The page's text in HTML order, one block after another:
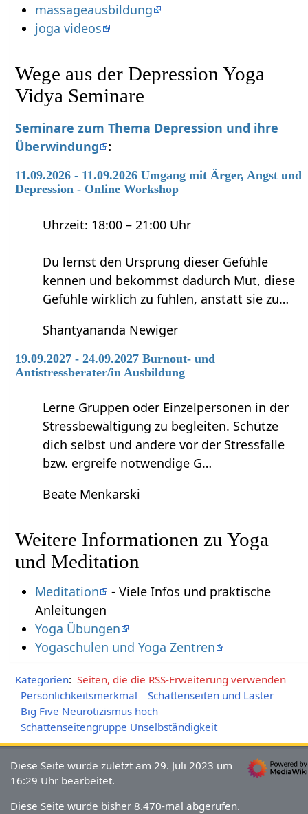
massageausbildung
joga videos
Wege aus der Depression Yoga
Vidya Seminare
Seminare zum Thema Depression und ihre
Überwindung
:
11.09.2026 - 11.09.2026 Umgang mit Ärger, Angst und
Depression - Online Workshop
Uhrzeit: 18:00 – 21:00 Uhr
Du lernst den Ursprung dieser Gefühle
kennen und bekommst dadurch Mut, diese
Gefühle wirklich zu fühlen, anstatt sie zu…
Shantyananda Newiger
19.09.2027 - 24.09.2027 Burnout- und
Antistressberater/in Ausbildung
Lerne Gruppen oder Einzelpersonen in der
Stressbewältigung zu begleiten. Schütze
dich selbst und andere vor der Stressfalle
bzw. ergreife notwendige G…
Beate Menkarski
Weitere Informationen zu Yoga
und Meditation
Meditation
- Viele Infos und praktische
Anleitungen
Yoga Übungen
Yogaschulen und Yoga Zentren
Kategorien: Seiten, die die RSS-Erweiterung verwenden
Persönlichkeitsmerkmal
Schattenseiten und Laster
Big Five Neurotizismus hoch
Schattenseitengruppe Unselbständigkeit
Diese Seite wurde zuletzt am 29. Juli 2023 um
16:29 Uhr bearbeitet.
Diese Seite wurde bisher 8.470-mal abgerufen.